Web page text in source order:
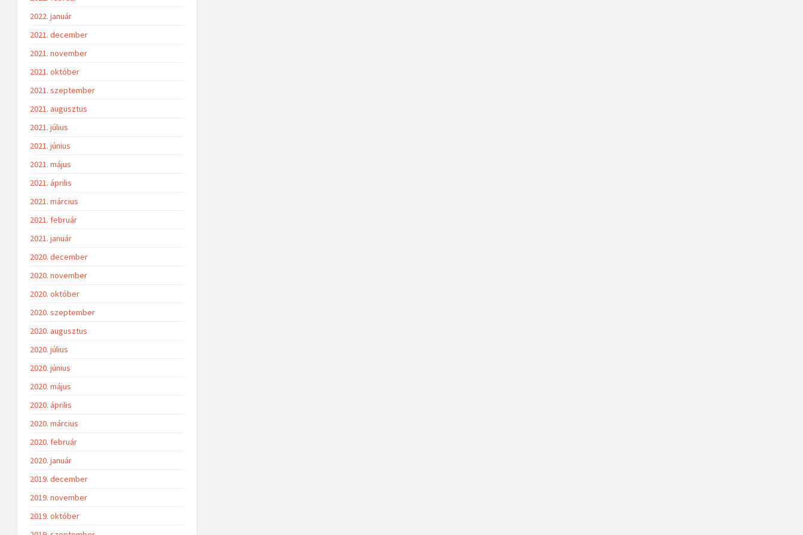
2022. január
2021. december
2021. november
2021. október
2021. szeptember
2021. augusztus
2021. július
2021. június
2021. május
2021. április
2021. március
2021. február
2021. január
2020. december
2020. november
2020. október
2020. szeptember
2020. augusztus
2020. július
2020. június
2020. május
2020. április
2020. március
2020. február
2020. január
2019. december
2019. november
2019. október